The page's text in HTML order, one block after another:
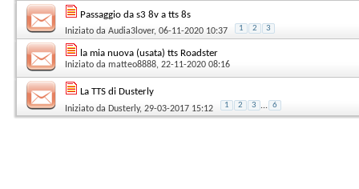
Passaggio da s3 8v a tts 8s
Iniziato da Audia3lover, 06-11-2020 10:37 1 2 3
la mia nuova (usata) tts Roadster
Iniziato da matteo8888, 22-11-2020 08:16
La TTS di Dusterly
Iniziato da Dusterly, 29-03-2017 15:12 1 2 3 ... 6